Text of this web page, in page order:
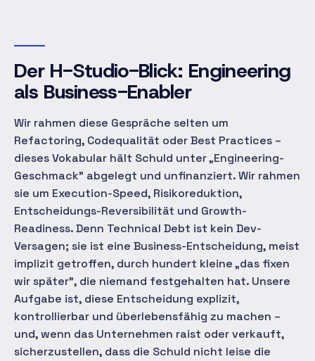
Der H-Studio-Blick: Engineering
als Business-Enabler
Wir rahmen diese Gespräche selten um
Refactoring, Codequalität oder Best Practices –
dieses Vokabular hält Schuld unter „Engineering-
Geschmack" abgelegt und unfinanziert. Wir rahmen
sie um Execution-Speed, Risikoreduktion,
Entscheidungs-Reversibilität und Growth-
Readiness. Denn Technical Debt ist kein Dev-
Versagen; sie ist eine Business-Entscheidung, meist
implizit getroffen, durch hundert kleine „das fixen
wir später", die niemand festgehalten hat. Unsere
Aufgabe ist, diese Entscheidung explizit,
kontrollierbar und überlebensfähig zu machen –
und, wenn das Unternehmen raist oder verkauft,
sicherzustellen, dass die Schuld nicht leise die